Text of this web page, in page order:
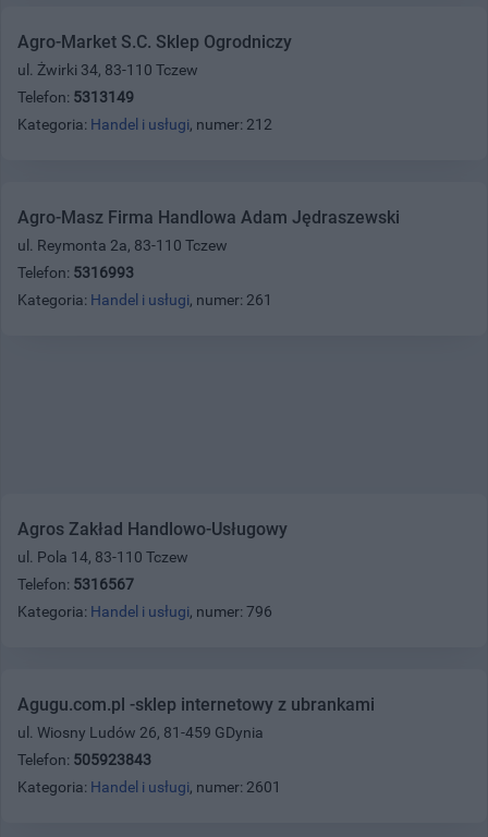
Agro-Market S.C. Sklep Ogrodniczy
ul. Żwirki 34, 83-110 Tczew
Telefon: 5313149
Kategoria: Handel i usługi, numer: 212
Agro-Masz Firma Handlowa Adam Jędraszewski
ul. Reymonta 2a, 83-110 Tczew
Telefon: 5316993
Kategoria: Handel i usługi, numer: 261
Agros Zakład Handlowo-Usługowy
ul. Pola 14, 83-110 Tczew
Telefon: 5316567
Kategoria: Handel i usługi, numer: 796
Agugu.com.pl -sklep internetowy z ubrankami
ul. Wiosny Ludów 26, 81-459 GDynia
Telefon: 505923843
Kategoria: Handel i usługi, numer: 2601